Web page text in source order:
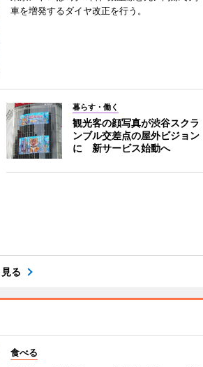
車を増発するダイヤ改正を行う。
暮らす・働く
観光客の顔写真が渋谷スクラ
ンブル交差点の屋外ビジョン
に 新サービス始動へ
る
食べる